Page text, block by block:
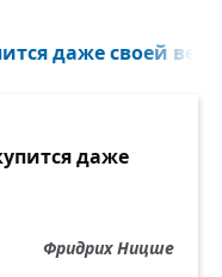
даже своей
даже
Фридрих Ницше